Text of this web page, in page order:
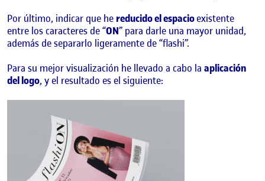
Por último, indicar que he reducido el espacioexistente
entre los caracteres de “ON” para darle una mayor unidad,
además de separarlo ligeramente de “flashi”.
Para su mejor visualización he llevado a cabo la aplicación
del logo, y el resultado es el siguiente: